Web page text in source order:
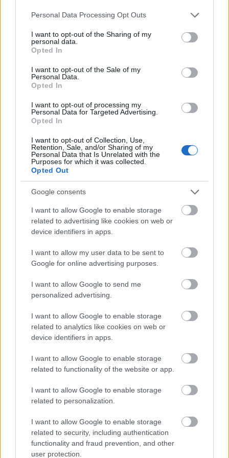
Please note that this website/app uses one or more Google
not limited to your visit or usage behaviour. You may click to
grant or deny consent to Google and its third-party tags to
use your data for below specified purposes in below Google
consent section.
Personal Data Processing Opt Outs
I want to opt-out of the Sharing of my
personal data.
Opted In
I want to opt-out of the Sale of my
Personal Data.
Opted In
I want to opt-out of processing my
Personal Data for Targeted Advertising.
Opted In
I want to opt-out of Collection, Use,
Retention, Sale, and/or Sharing of my
Personal Data that Is Unrelated with the
Purposes for which it was collected.
Opted Out
Google consents
I want to allow Google to enable storage
related to advertising like cookies on web or
device identifiers in apps.
I want to allow my user data to be sent to
Google for online advertising purposes.
I want to allow Google to send me
personalized advertising.
I want to allow Google to enable storage
related to analytics like cookies on web or
device identifiers in apps.
I want to allow Google to enable storage
related to functionality of the website or app.
I want to allow Google to enable storage
related to personalization.
I want to allow Google to enable storage
related to security, including authentication
functionality and fraud prevention, and other
user protection.
Επομένως, όπως λέει ηCommerzbank
οικονομική ζημιά έχει ήδη συντελεστεί
αφαιρώντας περίπου 0,4 ποσοστιαίες μονάδες
από τον μέσο ρυθμό ανάπτυξης του 2026 στην
Ευρωζώνη (ενσωματώνοντας το προαναφερθέν
«σκαρφάλωσε» στο 3,2% τον Μάιο για την
Ευρωζώνη και, ακόμη και αν τα Στενά του Ορμούζ
ανοίξουν και η τιμή του πετρελαίου